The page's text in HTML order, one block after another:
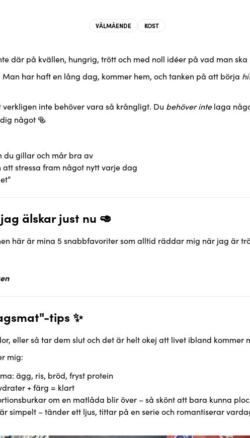
VÄLMÅENDE KOST
där på kvällen, hungrig, trött och med noll idéer på vad man
har haft en lång dag, kommer hem, och tanken på att börja
inte behöver vara så krångligt. Du behöver intelaga
något 🥯
du gillar och mår bra av
stressa fram något nytt varje dag
älskar just nu 🥑
här är mina 5 snabbfavoriter som alltid räddar mig när jag är
tips ✨
eller så tar dem slut och det är helt okej att livet ibland kommer
mig:
ägg, ris, bröd, fryst protein
+ färg = klart
om en matlåda blir över – så skönt att bara kunna
simpelt – tänder ett ljus, tittar på en serie och romantiserar